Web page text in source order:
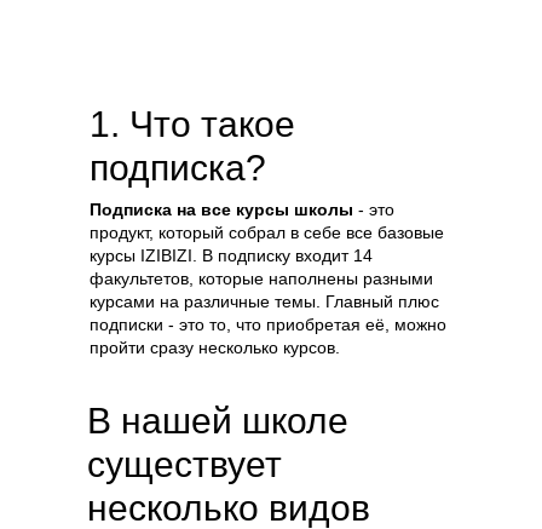
В нашей школе
существует
несколько видов
Подписка на все курсы школы - это
продукт, который собрал в себе все базовые
курсы IZIBIZI. В подписку входит 14
факультетов, которые наполнены разными
курсами на различные темы. Главный плюс
подписки - это то, что приобретая её, можно
пройти сразу несколько курсов.
1. Что такое
подписка?